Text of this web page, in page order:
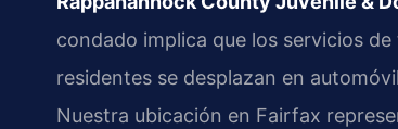
condado implica que los servicios
residentes se desplazan en
Nuestra ubicación en Fairfax